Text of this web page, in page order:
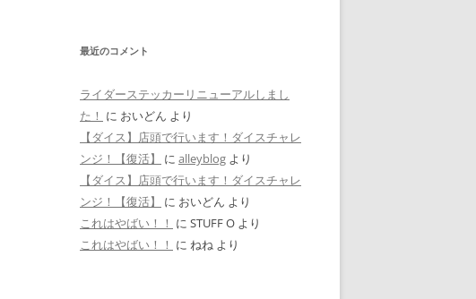
最近のコメント
ライダーステッカーリニューアルしまし
た！ に おいどん より
【ダイス】店頭で行います！ダイスチャレ
ンジ！【復活】
に alleyblog より
【ダイス】店頭で行います！ダイスチャレ
ンジ！【復活】
に おいどん より
これはやばい！！ に STUFF O より
これはやばい！！ に ねね より